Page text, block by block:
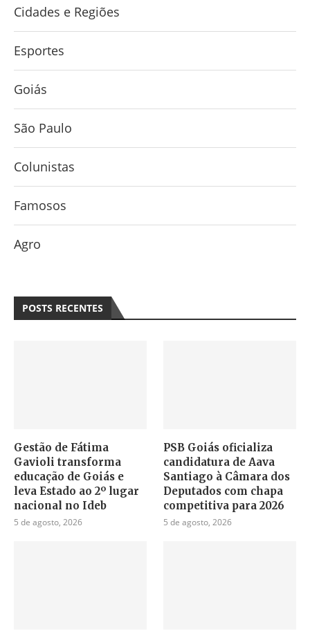
Cidades e Regiões
Esportes
Goiás
São Paulo
Colunistas
Famosos
Agro
POSTS RECENTES
Gestão de Fátima
Gavioli transforma
educação de Goiás e
leva Estado ao 2º lugar
nacional no Ideb
5 de agosto, 2026
PSB Goiás oficializa
candidatura de Aava
Santiago à Câmara dos
Deputados com chapa
competitiva para 2026
5 de agosto, 2026